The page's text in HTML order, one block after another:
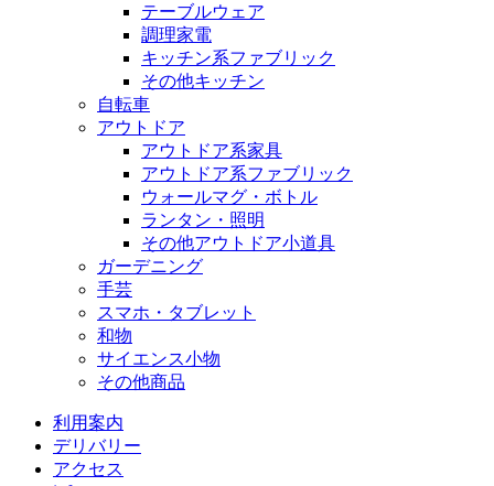
テーブルウェア
調理家電
キッチン系ファブリック
その他キッチン
自転車
アウトドア
アウトドア系家具
アウトドア系ファブリック
ウォールマグ・ボトル
ランタン・照明
その他アウトドア小道具
ガーデニング
手芸
スマホ・タブレット
和物
サイエンス小物
その他商品
利用案内
デリバリー
アクセス